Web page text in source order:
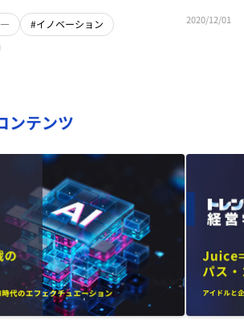
―
#イノベーション
2020/12/01
ンテンツ